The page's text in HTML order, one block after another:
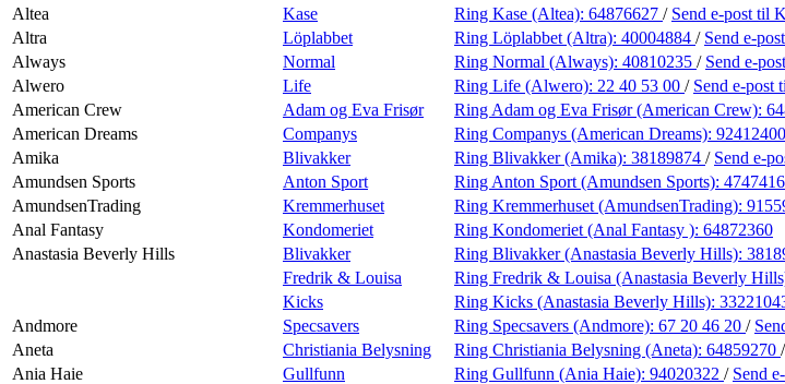
Altea
Kase Ring Kase (Altea): 64876627 / Send e-post til
Altra
Löplabbet Ring Löplabbet (Altra): 40004884 / Send e-post
Always
Normal Ring Normal (Always): 40810235 / Send e-post
Alwero
Life Ring Life (Alwero): 22 40 53 00 / Send e-post
American Crew
Adam og Eva Frisør Ring Adam og Eva Frisør (American Crew):
American Dreams
Companys Ring Companys (American Dreams): 92412400
Amika
Blivakker Ring Blivakker (Amika): 38189874 / Send e-
Amundsen Sports
Anton Sport Ring Anton Sport (Amundsen Sports):
AmundsenTrading
Kremmerhuset Ring Kremmerhuset (AmundsenTrading):
Anal Fantasy
Kondomeriet Ring Kondomeriet (Anal Fantasy ): 64872360
Anastasia Beverly Hills
Blivakker Ring Blivakker (Anastasia Beverly Hills):
Fredrik & Louisa
Ring Fredrik & Louisa (Anastasia Beverly
Kicks
Ring Kicks (Anastasia Beverly Hills):
Andmore
Specsavers Ring Specsavers (Andmore): 67 20 46 20 /
Aneta
Christiania Belysning Ring Christiania Belysning (Aneta): 64859270 /
Ania Haie
Gullfunn Ring Gullfunn (Ania Haie): 94020322 / Send